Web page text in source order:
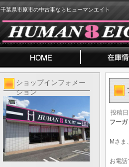
千葉県市原市の中古車ならヒューマンエイト
ショップインフォメー
ション
投稿日
フー
Mさま
お電